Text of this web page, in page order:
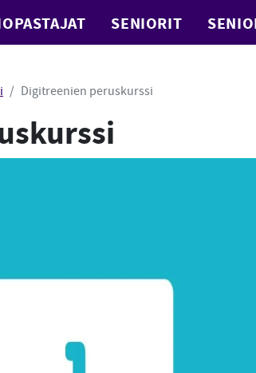
SENIORIT
Digitreenien peruskurssi